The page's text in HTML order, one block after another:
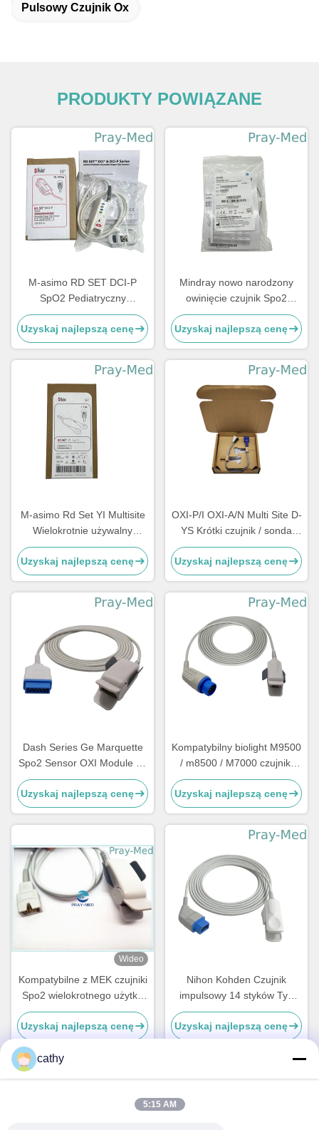
Pulsowy Czujnik Ox
PRODUKTY POWIĄZANE
M-asimo RD SET DCI-P
SpO2 Pediatryczny
wielokrotny czujnik klempów
palców 4051
Uzyskaj najlepszą cenę
Mindray nowo narodzony
owinięcie czujnik Spo2
Dolphin wzory 115-050154-
00 518BLH
Uzyskaj najlepszą cenę
M-asimo Rd Set YI Multisite
Wielokrotnie używalny
czujnik Spo2 TPU 0.9m 4054
Uzyskaj najlepszą cenę
OXI-P/I OXI-A/N Multi Site D-
YS Krótki czujnik / sonda
SpO2 Pokrowiec TPU
Uzyskaj najlepszą cenę
Dash Series Ge Marquette
Spo2 Sensor OXI Module 11
Pin Connector 3m / 10ft
Uzyskaj najlepszą cenę
Kompatybilny biolight M9500
/ m8500 / M7000 czujniki
spryskujące przeznaczone
do użytku dorosłego o
długości 12 cali z sondą 3m
Uzyskaj najlepszą cenę
Wideo
Kompatybilne z MEK czujniki
Spo2 wielokrotnego użytku
7-pinowy czujnik
pulsoksymetru
Uzyskaj najlepszą cenę
Nihon Kohden Czujnik
impulsowy 14 styków Typ
wielokrotnego użytku Korea
Chips Średnica 4,0 mm
Uzyskaj najlepszą cenę
cathy
5:15 AM